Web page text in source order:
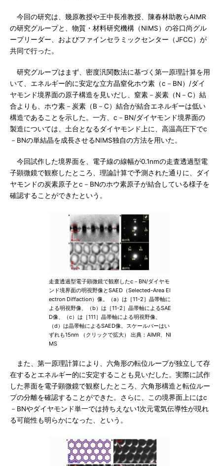
今回の研究は、幾原教授や王中長准教授、陳春林助教らAIMR
の研究グループと、物質・材料研究機構（NIMS）の谷口尚グル
ープリーダー、およびファインセラミックセンター（JFCC）が
共同で行った。
研究グループはまず、密度汎関数法に基づく第一原理計算を用
いて、エネルギー的に安定な立方晶窒化ホウ素（c－BN）/ダイ
ヤモンド境界面の原子構造を見いだし、窒素－炭素（N－C）結
合よりも、ホウ素－炭素（B－C）結合が結合エネルギーは低い
構造であることを示した。一方、c－BN/ダイヤモンド境界面の
製造については、土台となるダイヤモンド上に、高温高圧下でc
－BNの単結晶を成長させるNIMS独自の方法を用いた。
今回試作した境界面を、電子線の線幅が0.1nmの走査透過型電
子顕微鏡で観察したところ、理論計算で予測された通りに、ダイ
ヤモンドの炭素原子とc－BNのホウ素原子が結合している様子を
確認することができたという。
走査透過型電子顕微鏡で観察したc－BN/ダイヤモ
ンド境界面の明視野像とSAED（Selected-Area El
ectron Diffaction）像。（a）は［11-2］晶帯軸に
よる明視野像、（b）は［11-2］晶帯軸によるSAE
D像、（c）は［111］晶帯軸による明視野像、
（d）は晶帯軸によるSAED像。スケールバーはい
ずれも15nm （クリックで拡大） 出典：AIMR、NI
MS
また、第一原理計算により、六角形の転位ループが独立して存
在するとエネルギー的に安定することも見いだした。実際に試作
した界面を電子顕微鏡で観察したところ、六角形構造と転位ルー
プの分離を確認することができた。さらに、この境界面上にはc
－BNやダイヤモンド単一では持ちえない1次元電気伝導性が現れ
る可能性も明らかになった、という。